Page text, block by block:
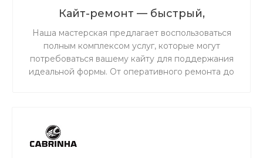
Кайт-ремонт — быстрый,
надёжный, с душой.
Наша мастерская предлагает воспользоваться
полным комплексом услуг, которые могут
потребоваться вашему кайту для поддержания
идеальной формы. От оперативного ремонта до